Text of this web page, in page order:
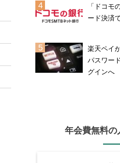
「ドコモ
ード決済
楽天ペイ
パスワー
グインへ
年会費無料の